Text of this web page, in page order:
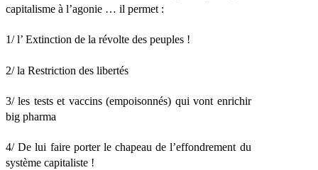
capitalisme à l’agonie … il permet :
1/ l’ Extinction de la révolte des peuples !
2/ la Restriction des libertés
3/ les tests et vaccins (empoisonnés) qui vont enrichir
big pharma
4/ De lui faire porter le chapeau de l’effondrement du
système capitaliste !